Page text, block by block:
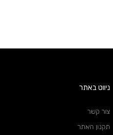
ניווט באתר
צור קשר
תקנון האתר